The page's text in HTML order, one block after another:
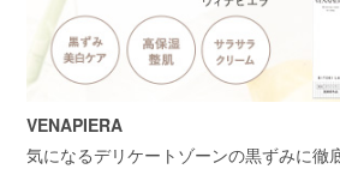
VENAPIERA
気になるデリケートゾーンの黒ずみに徹